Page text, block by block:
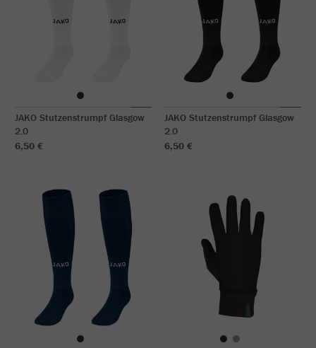
JAKO Stutzenstrumpf Glasgow
2.0
6,50 €
JAKO Stutzenstrumpf Glasgow
2.0
6,50 €